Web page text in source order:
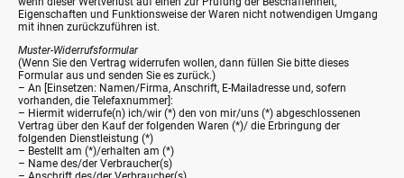
Eigenschaften und Funktionsweise der Waren nicht notwendigen Umgang
mit ihnen zurückzuführen ist.
Muster-Widerrufsformular
(Wenn Sie den Vertrag widerrufen wollen, dann füllen Sie bitte dieses
Formular aus und senden Sie es zurück.)
– An [Einsetzen: Namen/Firma, Anschrift, E-Mailadresse und, sofern
vorhanden, die Telefaxnummer]:
– Hiermit widerrufe(n) ich/wir (*) den von mir/uns (*) abgeschlossenen
Vertrag über den Kauf der folgenden Waren (*)/ die Erbringung der
folgenden Dienstleistung (*)
– Bestellt am (*)/erhalten am (*)
– Name des/der Verbraucher(s)